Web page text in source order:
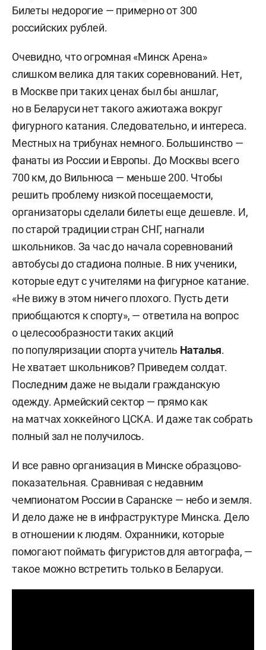
Билеты недорогие — примерно от 300
российских рублей.
Очевидно, что огромная «Минск Арена»
слишком велика для таких соревнований. Нет,
в Москве при таких ценах был бы аншлаг,
но в Беларуси нет такого ажиотажа вокруг
фигурного катания. Следовательно, и интереса.
Местных на трибунах немного. Большинство —
фанаты из России и Европы. До Москвы всего
700 км, до Вильнюса — меньше 200. Чтобы
решить проблему низкой посещаемости,
организаторы сделали билеты еще дешевле. И,
по старой традиции стран СНГ, нагнали
школьников. За час до начала соревнований
автобусы до стадиона полные. В них ученики,
которые едут с учителями на фигурное катание.
«Не вижу в этом ничего плохого. Пусть дети
приобщаются к спорту», — ответила на вопрос
о целесообразности таких акций
по популяризации спорта учитель Наталья.
Не хватает школьников? Приведем солдат.
Последним даже не выдали гражданскую
одежду. Армейский сектор — прямо как
на матчах хоккейного ЦСКА. И даже так собрать
полный зал не получилось.
И все равно организация в Минске образцово-
показательная. Сравнивая с недавним
чемпионатом России в Саранске — небо и земля.
И дело даже не в инфраструктуре Минска. Дело
в отношении к людям. Охранники, которые
помогают поймать фигуристов для автографа, —
такое можно встретить только в Беларуси.